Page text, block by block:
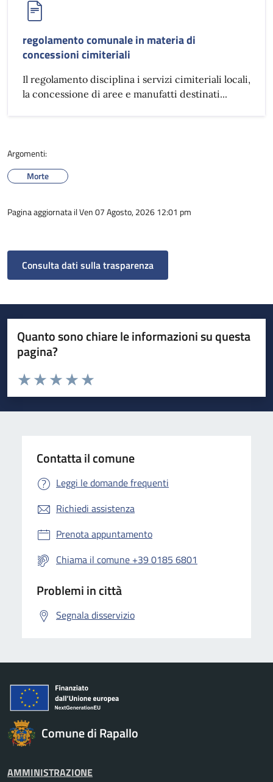
regolamento comunale in materia di
concessioni cimiteriali
Il regolamento disciplina i servizi cimiteriali locali,
la concessione di aree e manufatti destinati...
Argomenti:
Morte
Pagina aggiornata il Ven 07 Agosto, 2026 12:01 pm
Consulta dati sulla trasparenza
Quanto sono chiare le informazioni su questa
pagina?
Valuta da 1 a 5 stelle la pagina
Valuta 5 stelle su 5
Valuta 4 stelle su 5
Valuta 3 stelle su 5
Valuta 2 stelle su 5
Valuta 1 stelle su 5
Contatta il comune
Leggi le domande frequenti
Richiedi assistenza
Prenota appuntamento
Chiama il comune +39 0185 6801
Problemi in città
Segnala disservizio
Comune di Rapallo
AMMINISTRAZIONE